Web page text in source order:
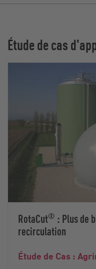
Étude de cas
RotaCut® : Plus de
recirculation
Étude de Cas :